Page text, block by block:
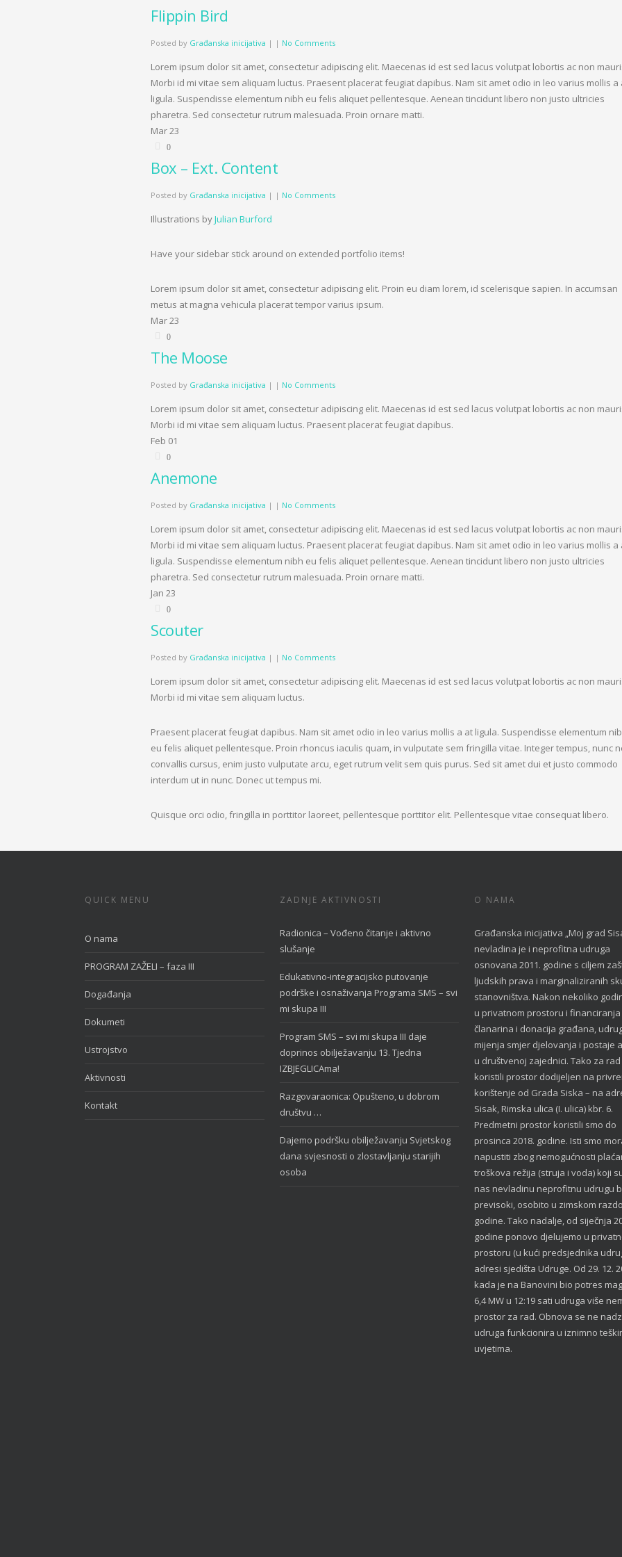
Flippin Bird
Posted by Građanska inicijativa | | No Comments
Lorem ipsum dolor sit amet, consectetur adipiscing elit. Maecenas id est sed lacus volutpat lobortis ac non
Morbi id mi vitae sem aliquam luctus. Praesent placerat feugiat dapibus. Nam sit amet odio in leo varius mollis a
ligula. Suspendisse elementum nibh eu felis aliquet pellentesque. Aenean tincidunt libero non justo ultricies
pharetra. Sed consectetur rutrum malesuada. Proin ornare matti.
Mar23
0
Box – Ext. Content
Posted by Građanska inicijativa | | No Comments
Illustrations byJulian Burford
Have your sidebar stick around on extended portfolio items!
Lorem ipsum dolor sit amet, consectetur adipiscing elit. Proin eu diam lorem, id scelerisque sapien. In accumsan
metus at magna vehicula placerat tempor varius ipsum.
Mar23
0
The Moose
Posted by Građanska inicijativa | | No Comments
Lorem ipsum dolor sit amet, consectetur adipiscing elit. Maecenas id est sed lacus volutpat lobortis ac non
Morbi id mi vitae sem aliquam luctus. Praesent placerat feugiat dapibus.
Feb 01
0
Anemone
Posted by Građanska inicijativa | | No Comments
Lorem ipsum dolor sit amet, consectetur adipiscing elit. Maecenas id est sed lacus volutpat lobortis ac non
Morbi id mi vitae sem aliquam luctus. Praesent placerat feugiat dapibus. Nam sit amet odio in leo varius mollis a
ligula. Suspendisse elementum nibh eu felis aliquet pellentesque. Aenean tincidunt libero non justo ultricies
pharetra. Sed consectetur rutrum malesuada. Proin ornare matti.
Jan 23
0
Scouter
Posted by Građanska inicijativa | | No Comments
Lorem ipsum dolor sit amet, consectetur adipiscing elit. Maecenas id est sed lacus volutpat lobortis ac non
Morbi id mi vitae sem aliquam luctus.
Praesent placerat feugiat dapibus. Nam sit amet odio in leo varius mollis a at ligula. Suspendisse elementum
eu felis aliquet pellentesque. Proin rhoncus iaculis quam, in vulputate sem fringilla vitae. Integer tempus, nunc
convallis cursus, enim justo vulputate arcu, eget rutrum velit sem quis purus. Sed sit amet dui et justo commodo
interdum ut in nunc. Donec ut tempus mi.
Quisque orci odio, fringilla in porttitor laoreet, pellentesque porttitor elit. Pellentesque vitae consequat libero.
QUICK MENU
O nama
PROGRAM ZAŽELI – faza III
Događanja
Dokumeti
Ustrojstvo
Aktivnosti
Kontakt
ZADNJE AKTIVNOSTI
Radionica – Vođeno čitanje i aktivno
slušanje
Edukativno-integracijsko putovanje
podrške i osnaživanja Programa SMS – svi
mi skupa III
Program SMS – svi mi skupa III daje
doprinos obilježavanju 13. Tjedna
IZBJEGLICAma!
Razgovaraonica: Opušteno, u dobrom
društvu …
Dajemo podršku obilježavanju Svjetskog
dana svjesnosti o zlostavljanju starijih
osoba
O NAMA
Građanska inicijativa „Moj grad
nevladina je i neprofitna udruga
osnovana 2011. godine s ciljem
ljudskih prava i marginaliziranih
stanovništva. Nakon nekoliko
u privatnom prostoru i
članarina i donacija građana,
mijenja smjer djelovanja i postaje
u društvenoj zajednici. Tako za
koristili prostor dodijeljen na
korištenje od Grada Siska – na
Sisak, Rimska ulica (I. ulica) kbr. 6.
Predmetni prostor koristili smo do
prosinca 2018. godine. Isti smo
napustiti zbog nemogućnosti
troškova režija (struja i voda) koji
nas nevladinu neprofitnu udrugu
previsoki, osobito u zimskom
godine. Tako nadalje, od siječnja
godine ponovo djelujemo u
prostoru (u kući predsjednika
adresi sjedišta Udruge. Od 29. 12.
kada je na Banovini bio potres
6,4 MW u 12:19 sati udruga više
prostor za rad. Obnova se ne
udruga funkcionira u iznimno
uvjetima.